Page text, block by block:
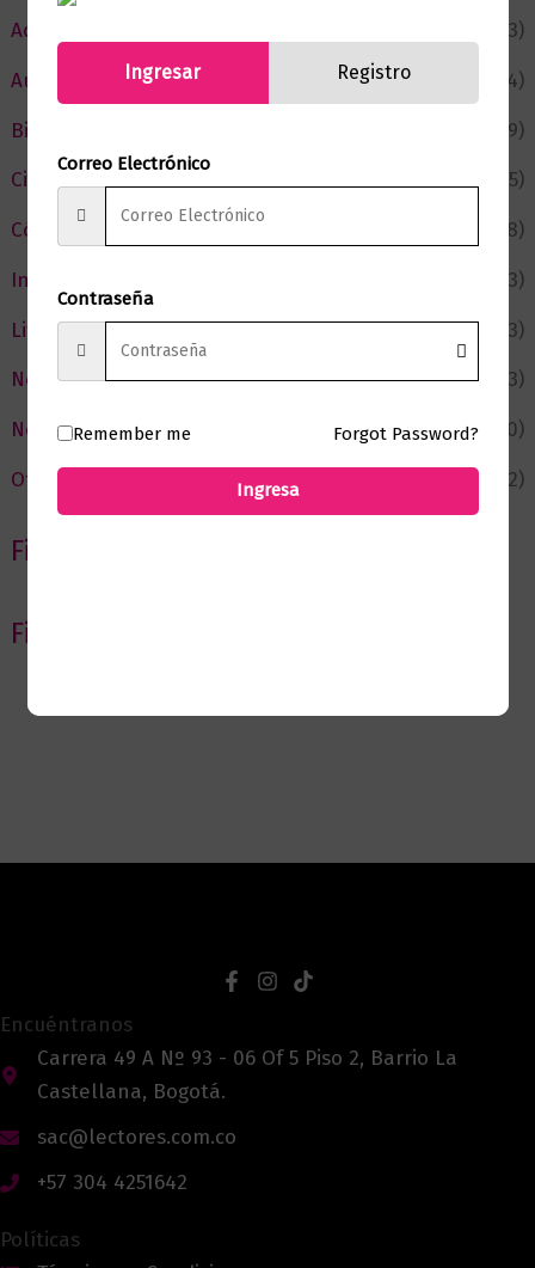
Actualidad
(53)
Autor del Mes
(4)
Bienestar
(229)
Ciencia y Conocimiento
(75)
Cómic y Fantasía
(88)
Infantil y Juvenil
(213)
Literatura
(373)
Negocios
(43)
Novedades
(110)
Ofertas
(12)
Filtrar por Autor
Filtrar por editorial
Encuéntranos
Carrera 49 A Nº 93 - 06 Of 5 Piso 2, Barrio La
Castellana, Bogotá.
sac@lectores.com.co
+57 304 4251642
Políticas
Ingresar Registro
Correo Electrónico
Contraseña
Remember me Forgot Password?
Ingresa